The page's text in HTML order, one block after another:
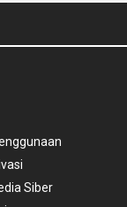
Siber